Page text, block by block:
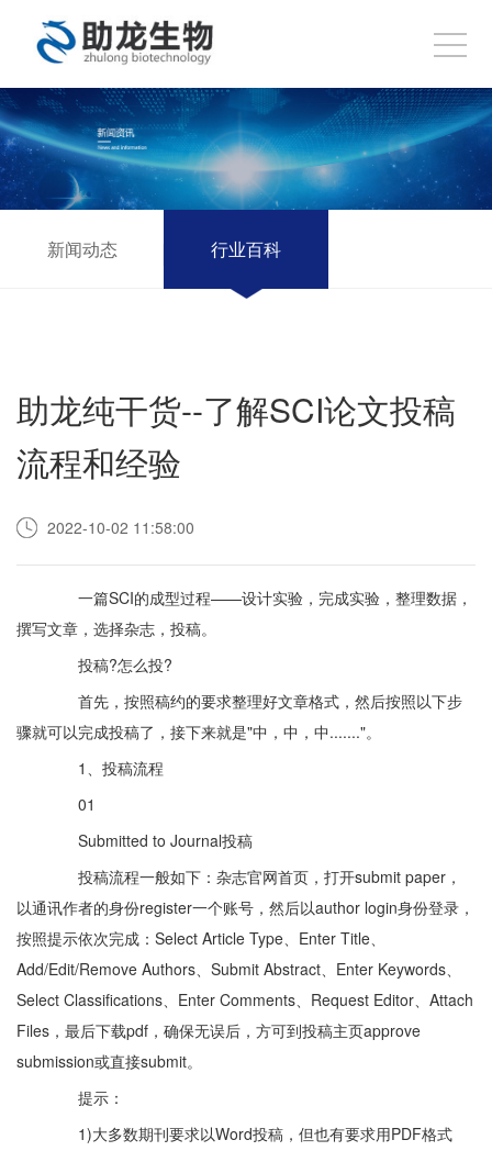
新闻动态 行业百科
助龙纯干货--了解SCI论文投稿
流程和经验
2022-10-02 11:58:00
一篇SCI的成型过程——设计实验，完成实验，整理数据，
撰写文章，选择杂志，投稿。
投稿?怎么投?
首先，按照稿约的要求整理好文章格式，然后按照以下步
骤就可以完成投稿了，接下来就是"中，中，中......."。
1、投稿流程
01
Submitted to Journal投稿
投稿流程一般如下：杂志官网首页，打开submit paper，
以通讯作者的身份register一个账号，然后以author login身份登录，
按照提示依次完成：Select Article Type、Enter Title、
Add/Edit/Remove Authors、Submit Abstract、Enter Keywords、
Select Classifications、Enter Comments、Request Editor、Attach
Files，最后下载pdf，确保无误后，方可到投稿主页approve
submission或直接submit。
提示：
1)大多数期刊要求以Word投稿，但也有要求用PDF格式